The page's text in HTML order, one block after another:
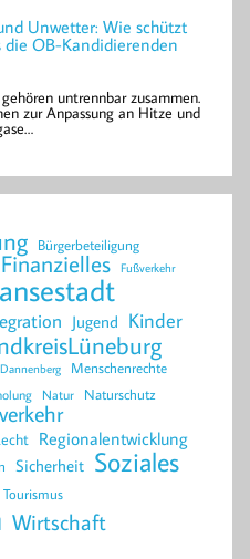
Unwetter: Wie schützt
die OB-Kandidierenden
untrennbar zusammen.
zur Anpassung an Hitze und
Bürgerbeteiligung
Finanzielles Fußverkehr
Jugend Kinder
Menschenrechte
Natur Naturschutz
Regionalentwicklung
Sicherheit Soziales
Tourismus
Wirtschaft